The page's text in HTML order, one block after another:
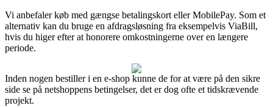
Vi anbefaler køb med gængse betalingskort eller MobilePay. Som et
alternativ kan du bruge en afdragsløsning fra eksempelvis ViaBill,
hvis du higer efter at honorere omkostningerne over en længere
periode.
Inden nogen bestiller i en e-shop kunne de for at være på den sikre
side se på netshoppens betingelser, det er dog ofte et tidskrævende
projekt.